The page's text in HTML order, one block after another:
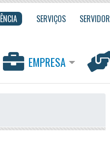
SERVIÇOS SERVIDOR
EMPRESA